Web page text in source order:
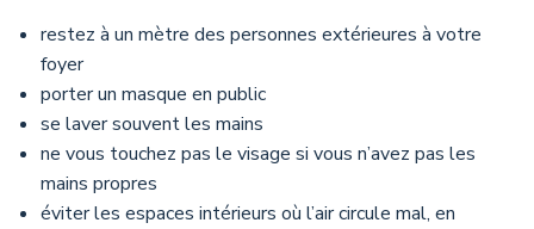
restez à un mètre des personnes extérieures à votre
foyer
porter un masque en public
se laver souvent les mains
ne vous touchez pas le visage si vous n’avez pas les
mains propres
éviter les espaces intérieurs où l’air circule mal, en